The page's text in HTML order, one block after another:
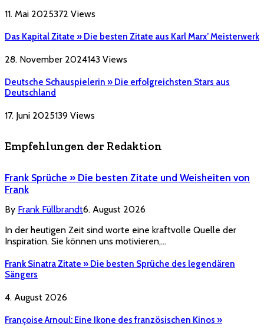
11. Mai 2025372 Views
Das Kapital Zitate » Die besten Zitate aus Karl Marx’ Meisterwerk
28. November 2024143 Views
Deutsche Schauspielerin » Die erfolgreichsten Stars aus
Deutschland
17. Juni 2025139 Views
Empfehlungen der Redaktion
Frank Sprüche » Die besten Zitate und Weisheiten von
Frank
By Frank Füllbrandt6. August 2026
In der heutigen Zeit sind worte eine kraftvolle Quelle der
Inspiration. Sie können uns motivieren,…
Frank Sinatra Zitate » Die besten Sprüche des legendären
Sängers
4. August 2026
Françoise Arnoul: Eine Ikone des französischen Kinos »